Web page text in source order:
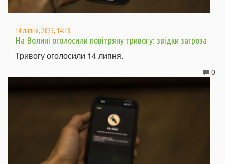
14 липня, 2025, 14:18
На Волині оголосили повітряну тривогу: звідки загроза
Тривогу оголосили 14 липня.
0